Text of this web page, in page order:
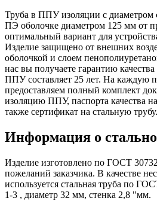
Труба в ППУ изоляции с диаметром
ПЭ оболочке диаметром 125 мм от
оптимальный вариант для
Изделие защищено от внешних
оболочкой и слоем
нас вы получаете гарантию
ППУ составляет 25 лет. На каждую
предоставляем полный комплект
изоляцию ППУ, паспорта качества
также сертификат на стальную трубу.
Информация о
Изделие изготовлено по ГОСТ
пожеланий заказчика. В качестве
используется стальная труба по
1-3 , диаметр 32 мм, стенка 2,8 "мм.